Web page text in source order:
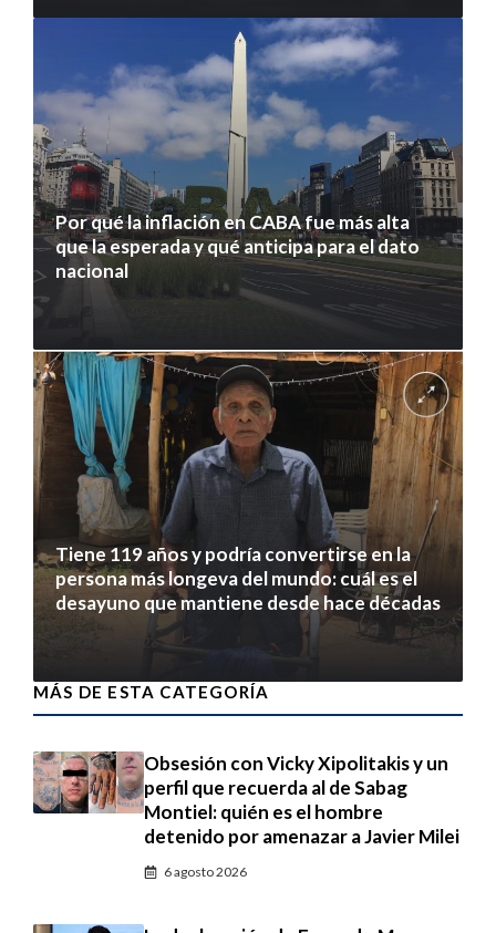
Por qué la inflación en CABA fue más alta
que la esperada y qué anticipa para el dato
nacional
Tiene 119 años y podría convertirse en la
persona más longeva del mundo: cuál es el
desayuno que mantiene desde hace décadas
MÁS DE ESTA CATEGORÍA
Obsesión con Vicky Xipolitakis y un
perfil que recuerda al de Sabag
Montiel: quién es el hombre
detenido por amenazar a Javier Milei
6 agosto 2026